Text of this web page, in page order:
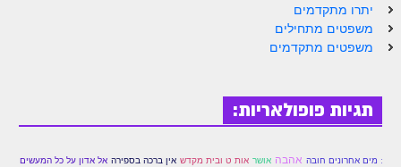
זוהר במדבר מתקדמים
זוהר נשא למתחילים
זוהר בהעלותך למתחילים
זוהר בהעלותך למתקדמים
יתרו מתקדמים
משפטים מתחילים
משפטים מתקדמים
תגיות פופולאריות:
: מים אחרונים חובה אהבה אושר אות ט ובית מקדש אין ברכה בספירה אל אדון על כל המעשים